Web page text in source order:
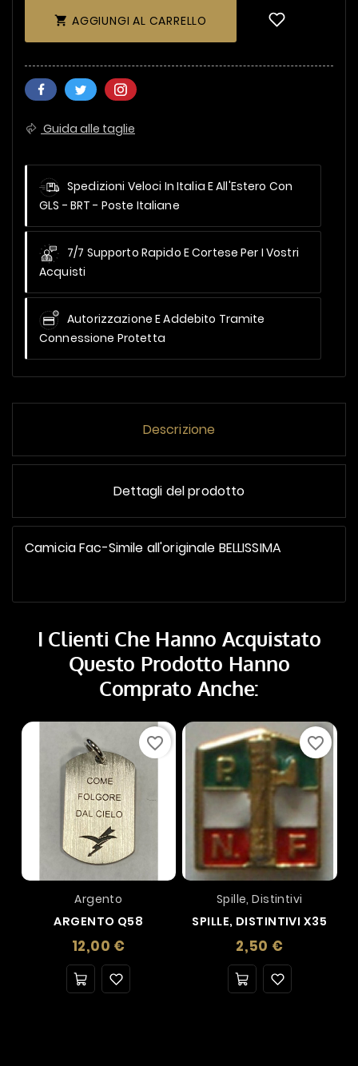
 AGGIUNGI AL CARRELLO
Guida alle taglie
Spedizioni Veloci In Italia E All'Estero Con
GLS - BRT - Poste Italiane
7/7 Supporto Rapido E Cortese Per I Vostri
Acquisti
Autorizzazione E Addebito Tramite
Connessione Protetta
Descrizione
Dettagli del prodotto
Camicia Fac-Simile all'originale BELLISSIMA
I Clienti Che Hanno Acquistato
Questo Prodotto Hanno
Comprato Anche:
Argento
ARGENTO Q58
12,00 €Prezzo
favorite_border
Spille, Distintivi
SPILLE, DISTINTIVI X35
2,50 €Prezzo
favorite_border